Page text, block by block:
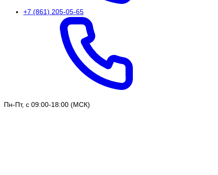
+7 (861) 205-05-65
Пн-Пт, с 09:00-18:00 (МСК)